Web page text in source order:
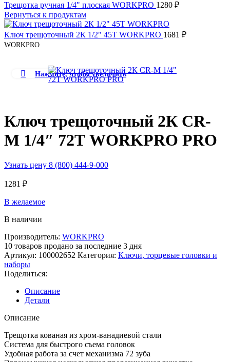
Трещотка ручная 1/4" плоская WORKPRO 1280 ₽
Вернуться к продуктам
Ключ трещоточный 2К 1/2" 45Т WORKPRO 1681 ₽
WORKPRO
Нажмите, чтобы увеличить
Ключ трещоточный 2К CR-
M 1/4″ 72Т WORKPRO PRO
Узнать цену 8 (800) 444-9-000
1281 ₽
В желаемое
В наличии
Производитель: WORKPRO
10 товаров продано за последние 3 дня
Артикул: 100002652 Категория: Ключи, торцевые головки и
наборы
Поделиться:
Описание
Детали
Описание
Трещотка кованая из хром-ванадиевой стали
Система для быстрого съема головок
Удобная работа за счет механизма 72 зуба